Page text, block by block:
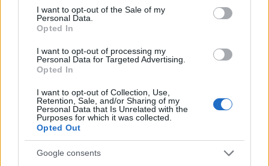
consent section.
I want to opt-out of the Sale of my
Personal Data.
Opted In
I want to opt-out of processing my
Personal Data for Targeted Advertising.
Opted In
I want to opt-out of Collection, Use,
Retention, Sale, and/or Sharing of my
Personal Data that Is Unrelated with the
Purposes for which it was collected.
Opted Out
Google consents
αποτέλεσμα ο τελευταίος, διατηρούμενος ε4νεργός στο
σύστημα του ΟΠΕΚΕΠΕ να εισπράξει αχρεωστήτως όχι
μόνο το ποσό των 27.800,16 ευρώ για το έτος 2021, αλλά να
πόρους και κατά τα επόμενα έτη (2022 - 2024)
προκαλώντας βέβαιη και οριστική ζημιά συνολικού ύψους
142.249,81 ευρώ στην περιουσία της ΕΕ και του Ελληνικού
Δημοσίου. Τη συνολική αυτή περιουσιακή βλάβη, η οποία
ελεγκτικών κυρώσεων που η ίδια αξίωσε, η ως άνω
βουλευτής φέρεται ότι προέβλεψε, αποδέχθηκε και
επιδίωξε στο ακέραιο”.
Σε άλλο σημείο αναφέρεται:
"Στα Τρίκαλα την 2/3/2021 η Αικατερίνη Παπακώστα…